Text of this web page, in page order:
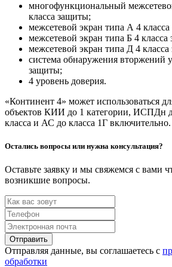
многофункциональный
класса защиты;
межсетевой экран типа А 4
межсетевой экран типа Б 4 класса
межсетевой экран типа Д 4
система обнаружения вторжений
защиты;
4 уровень доверия.
«Континент 4» может использоваться
объектов КИИ до 1 категории, ИСПДн
класса и АС до класса 1Г включительно.
Остались вопросы или нужна консультация?
Оставьте заявку и мы свяжемся с вами
возникшие вопросы.
Отправить
Отправляя данные, вы соглашаетесь с
обработки